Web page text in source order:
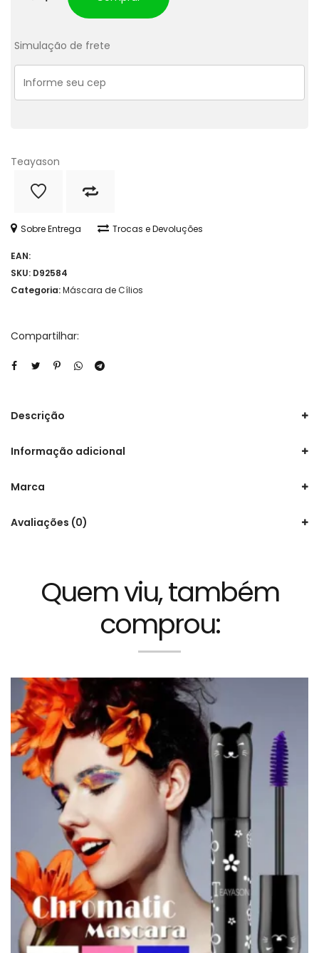
Colorido
Simulação de frete
Teayason
Sobre Entrega Trocas e Devoluções
EAN:
SKU: D92584
Categoria:Máscara de Cílios
Compartilhar:
Descrição
Informação adicional
Marca
Avaliações (0)
Quem viu, também
comprou: